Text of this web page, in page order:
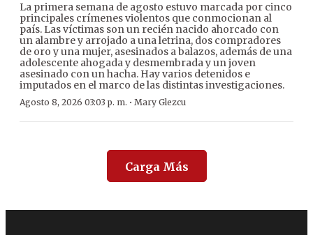
La primera semana de agosto estuvo marcada por cinco
principales crímenes violentos que conmocionan al
país. Las víctimas son un recién nacido ahorcado con
un alambre y arrojado a una letrina, dos compradores
de oro y una mujer, asesinados a balazos, además de una
adolescente ahogada y desmembrada y un joven
asesinado con un hacha. Hay varios detenidos e
imputados en el marco de las distintas investigaciones.
Agosto 8, 2026 03:03 p. m. · Mary Glezcu
Carga Más